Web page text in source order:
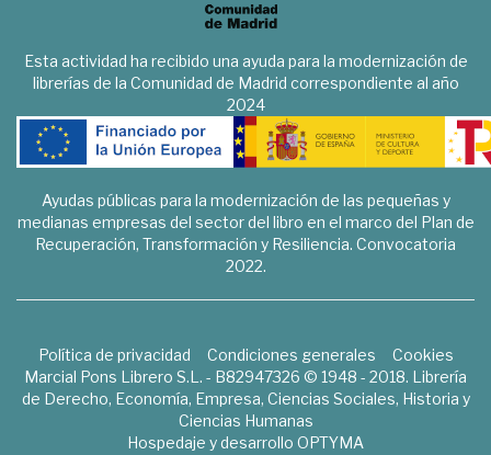
Esta actividad ha recibido una ayuda para la modernización de
librerías de la Comunidad de Madrid correspondiente al año
2024
Ayudas públicas para la modernización de las pequeñas y
medianas empresas del sector del libro en el marco del Plan de
Recuperación, Transformación y Resiliencia. Convocatoria
2022.
Política de privacidad Condiciones generales
Cookies
Marcial Pons Librero S.L. - B82947326 © 1948 - 2018. Librería
de Derecho, Economía, Empresa, Ciencias Sociales, Historia y
Ciencias Humanas
Hospedaje y desarrollo OPTYMA